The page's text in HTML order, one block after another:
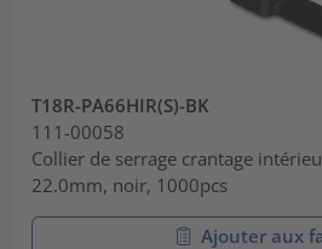
T18R-PA66HIR(S)-BK
111-00058
Collier de serrage crantage
22.0mm, noir, 1000pcs
Ajouter aux